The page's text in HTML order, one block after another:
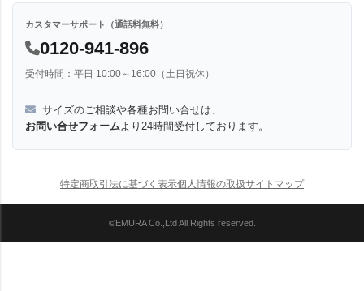
カスタマーサポート（通話料無料）
0120-941-896
受付時間：平日 10:00～16:00（土日祝休）
サイズのご相談や各種お問い合せは、
お問い合せフォームより24時間受付しております。
特定商取引法に基づく表示個人情報の取扱サイトマップ
©EMURA Co.,Ltd All Rights reserved.